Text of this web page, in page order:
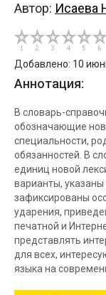
Автор: Исаева
Добавлено: 10
Аннотация:
В словарь-
обозначающие
специальности,
обязанностей. В
единиц новой
варианты,
зафиксированы
ударения,
печатной и
представлять
для всех,
языка на